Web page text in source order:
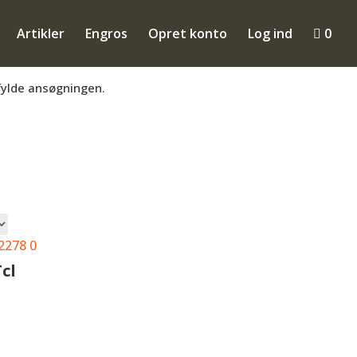
Artikler Engros Opret konto Log ind  0
ansøgningen.